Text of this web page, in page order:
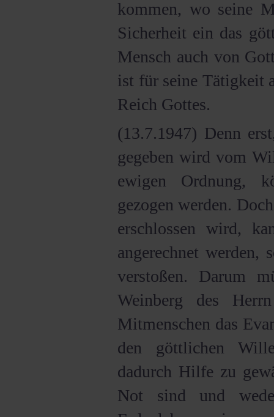
kommen, wo seine
Sicherheit ein das
Mensch auch von
ist für seine Tätigkeit
Reich Gottes.
(13.7.1947) Denn
gegeben wird vom
ewigen Ordnung,
gezogen werden.
erschlossen wird,
angerechnet
verstoßen. Darum
Weinberg des
Mitmenschen das
den göttlichen
dadurch Hilfe zu
Not sind und